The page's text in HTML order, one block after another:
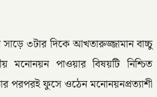
৩টার দিকে আখতারুজ্জামান বাচ্চু
পাওয়ার বিষয়টি নিশ্চিত
পরপরই ফুসে ওঠেন মনোনয়নপ্রত্যাশী